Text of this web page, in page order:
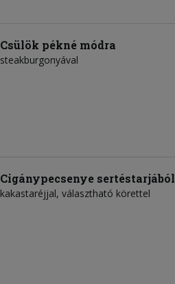
Csülök pékné módra
steakburgonyával
Cigánypecsenye sertéstarjából
kakastaréjjal, választható körettel